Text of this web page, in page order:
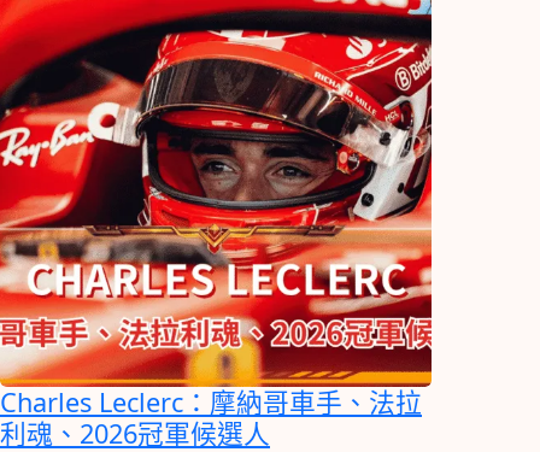
Charles Leclerc：摩納哥車手、法拉
利魂、2026冠軍候選人